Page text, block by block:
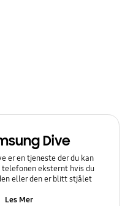
Dive
er en tjeneste der du kan
eksternt hvis du
eller den er blitt stjålet
Les Mer